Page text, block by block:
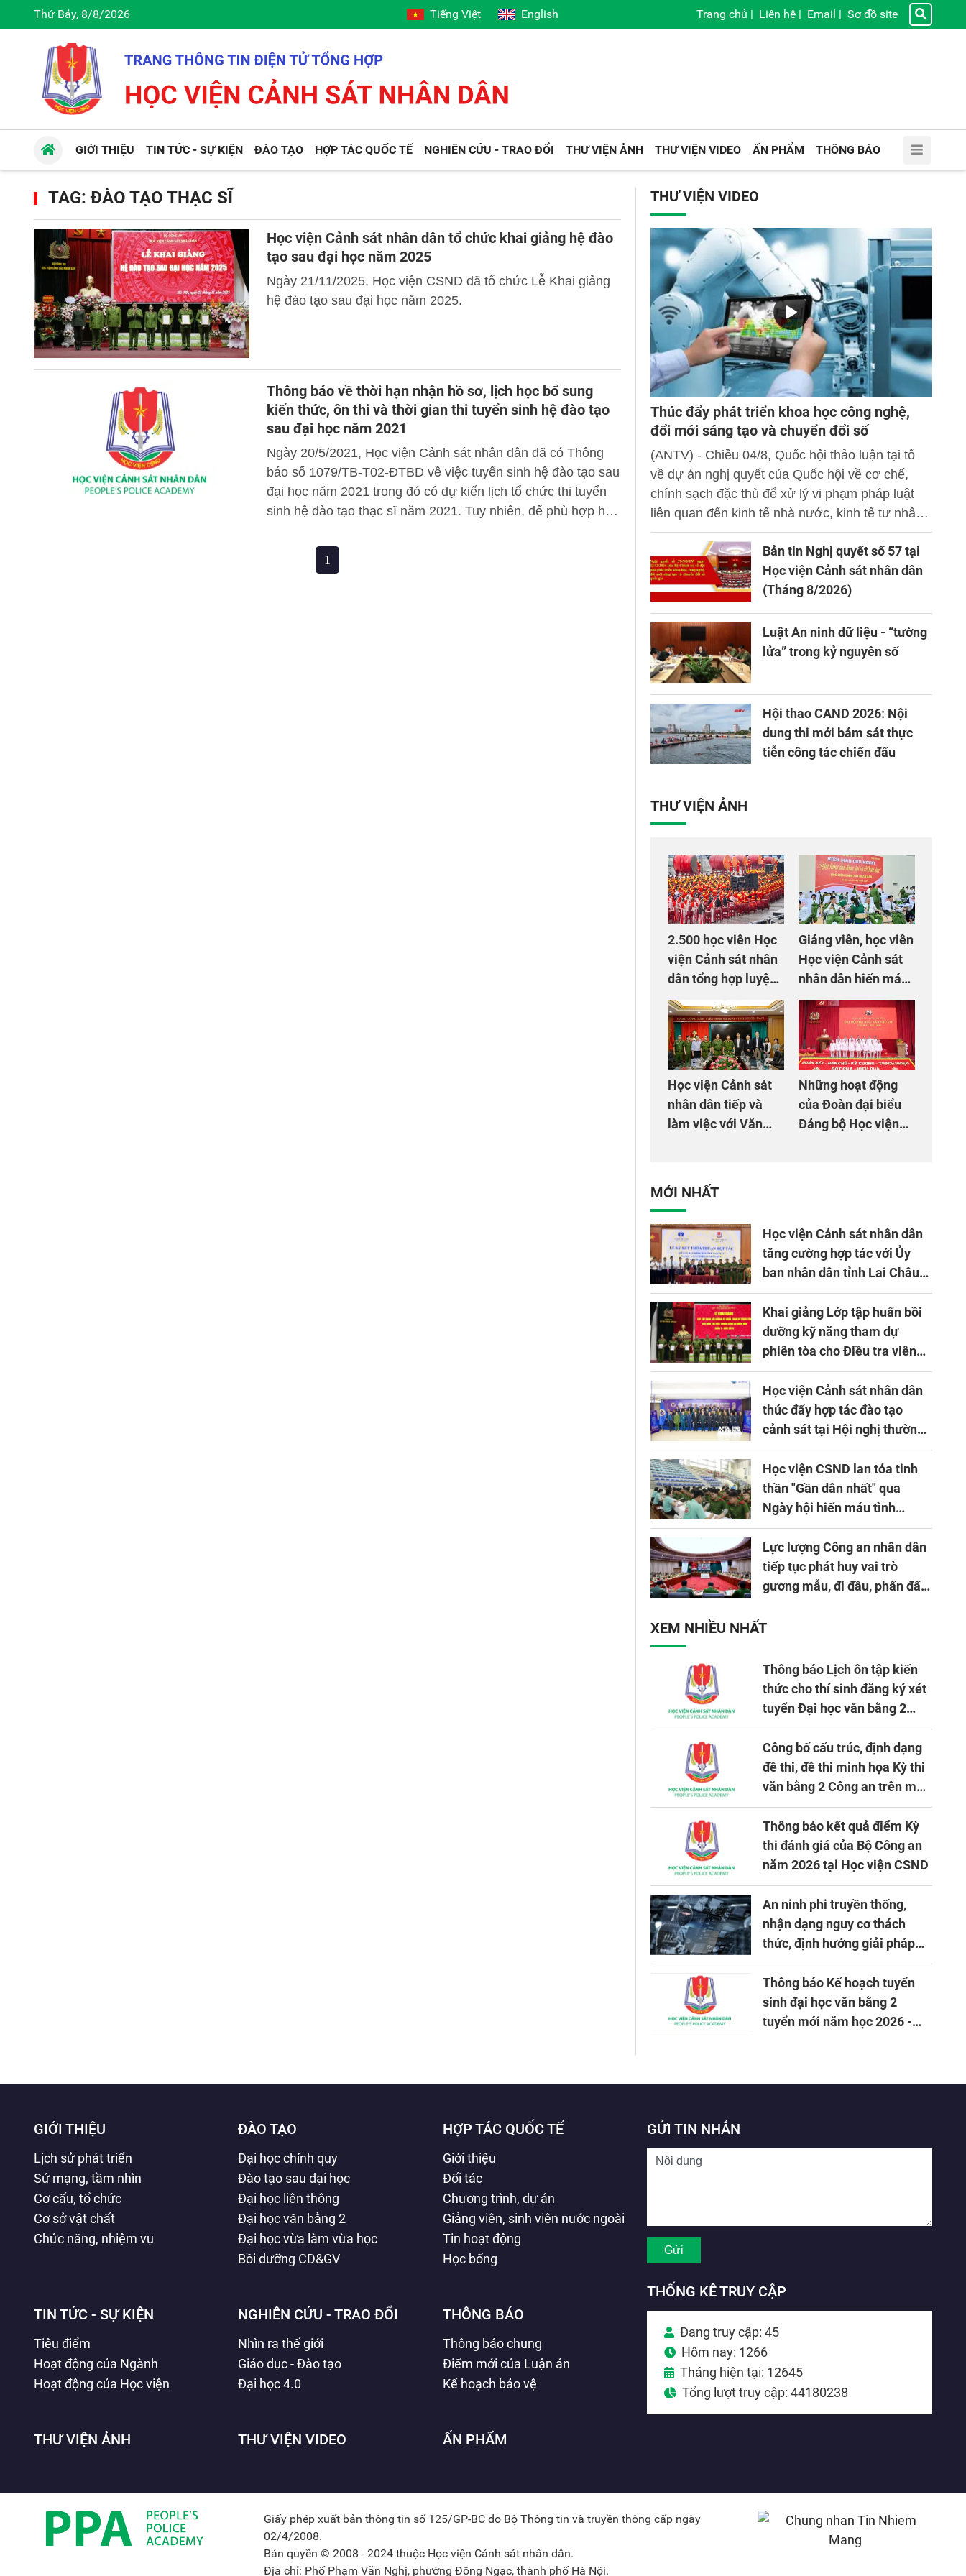
Thứ Bảy, 8/8/2026 Tiếng Việt English Trang chủ | Liên hệ | Email | Sơ đồ site
GIỚI THIỆU TIN TỨC - SỰ KIỆN ĐÀO TẠO HỢP TÁC QUỐC TẾ NGHIÊN CỨU - TRAO ĐỔI THƯ VIỆN ẢNH THƯ VIỆN VIDEO ẤN PHẨM THÔNG BÁO
TAG: ĐÀO TẠO THẠC SĨ
Học viện Cảnh sát nhân dân tổ chức khai giảng hệ đào
tạo sau đại học năm 2025
Ngày 21/11/2025, Học viện CSND đã tổ chức Lễ Khai giảng
hệ đào tạo sau đại học năm 2025.
Thông báo về thời hạn nhận hồ sơ, lịch học bổ sung
kiến thức, ôn thi và thời gian thi tuyển sinh hệ đào tạo
sau đại học năm 2021
Ngày 20/5/2021, Học viện Cảnh sát nhân dân đã có Thông
báo số 1079/TB-T02-ĐTBD về việc tuyển sinh hệ đào tạo sau
đại học năm 2021 trong đó có dự kiến lịch tổ chức thi tuyển
sinh hệ đào tạo thạc sĩ năm 2021. Tuy nhiên, để phù hợp hơn
báo chính thức về thời hạn nhận hồ sơ, lịch học bổ sung kiến
thức, ôn thi, tổ chức thi tuyển sinh hệ đào tạo thạc sĩ năm
1
THƯ VIỆN VIDEO
Thúc đẩy phát triển khoa học công nghệ,
đổi mới sáng tạo và chuyển đổi số
(ANTV) - Chiều 04/8, Quốc hội thảo luận tại tổ
về dự án nghị quyết của Quốc hội về cơ chế,
chính sạch đặc thù để xử lý vi phạm pháp luật
liên quan đến kinh tế nhà nước, kinh tế tư nhân
và ứng dụng khoa học công nghệ, đổi mới sáng
tạo và chuyển đổi số.Bản tin Nghị quyết số 57 tại
Học viện Cảnh sát nhân dân
(Tháng 8/2026)
Luật An ninh dữ liệu - “tường
lửa” trong kỷ nguyên số
Hội thao CAND 2026: Nội
dung thi mới bám sát thực
tiễn công tác chiến đấu
THƯ VIỆN ẢNH
2.500 học viên Học
viện Cảnh sát nhân
dân tổng hợp luyện
màn Trống hội chào
mừng Đại hội Đảng
Giảng viên, học viên
Học viện Cảnh sát
nhân dân hiến máu
giúp dân và đồng
đội
Học viện Cảnh sát
nhân dân tiếp và
làm việc với Văn
Bản tại Việt Nam
Những hoạt động
của Đoàn đại biểu
Đảng bộ Học viện
- 2030
MỚI NHẤT
Học viện Cảnh sát nhân dân
tăng cường hợp tác với Ủy
ban nhân dân tỉnh Lai Châu
về ứng dụng khoa học công
nghệ trong lĩnh vực đấu tranh
phòng, chống tội phạm
Khai giảng Lớp tập huấn bồi
dưỡng kỹ năng tham dự
phiên tòa cho Điều tra viên
khóa 1 năm 2026
Học viện Cảnh sát nhân dân
thúc đẩy hợp tác đào tạo
cảnh sát tại Hội nghị thường
niên lần thứ 10 của Hiệp hội
APTA
Học viện CSND lan tỏa tinh
thần "Gần dân nhất" qua
Ngày hội hiến máu tình
nguyện
Lực lượng Công an nhân dân
tiếp tục phát huy vai trò
gương mẫu, đi đầu, phấn đấu
nhiệm vụ được giao
XEM NHIỀU NHẤT
Thông báo Lịch ôn tập kiến
thức cho thí sinh đăng ký xét
tuyển Đại học văn bằng 2
tuyển mới, mở tại Học viện
CSND năm học 2026 - 2027
Công bố cấu trúc, định dạng
đề thi, đề thi minh họa Kỳ thi
văn bằng 2 Công an trên máy
tính
Thông báo kết quả điểm Kỳ
thi đánh giá của Bộ Công an
năm 2026 tại Học viện CSND
An ninh phi truyền thống,
nhận dạng nguy cơ thách
thức, định hướng giải pháp
đảm bảo an ninh quốc gia
trong tình hình hiện nay
Thông báo Kế hoạch tuyển
sinh đại học văn bằng 2
tuyển mới năm học 2026 -
GIỚI THIỆU
Lịch sử phát triển
Sứ mạng, tầm nhìn
Cơ cấu, tổ chức
Cơ sở vật chất
Chức năng, nhiệm vụ
ĐÀO TẠO
Đại học chính quy
Đào tạo sau đại học
Đại học liên thông
Đại học văn bằng 2
Đại học vừa làm vừa học
Bồi dưỡng CD&GV
HỢP TÁC QUỐC TẾ
Giới thiệu
Đối tác
Chương trình, dự án
Giảng viên, sinh viên nước ngoài
Tin hoạt động
Học bổng
TIN TỨC - SỰ KIỆN
Tiêu điểm
Hoạt động của Ngành
Hoạt động của Học viện
NGHIÊN CỨU - TRAO ĐỔI
Nhìn ra thế giới
Giáo dục - Đào tạo
Đại học 4.0
THÔNG BÁO
Thông báo chung
Điểm mới của Luận án
Kế hoạch bảo vệ
THƯ VIỆN ẢNH THƯ VIỆN VIDEO ẤN PHẨM
GỬI TIN NHẮN
THỐNG KÊ TRUY CẬP
Đang truy cập: 45
Hôm nay: 1266
Tháng hiện tại: 12645
Tổng lượt truy cập: 44180238
Giấy phép xuất bản thông tin số 125/GP-BC do Bộ Thông tin và truyền thông cấp ngày
02/4/2008.
Bản quyền © 2008 - 2024 thuộc Học viện Cảnh sát nhân dân.
Địa chỉ: Phố Phạm Văn Nghị, phường Đông Ngạc, thành phố Hà Nội.